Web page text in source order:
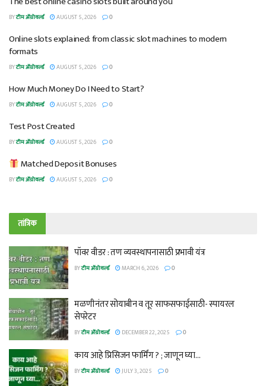
BYटीम ॲग्रोवर्ल्ड AUGUST 5, 2026 0
Online slots explained: from classic slot machines to modern
formats
BYटीम ॲग्रोवर्ल्ड AUGUST 5, 2026 0
How Much Money Do I Need to Start?
BYटीम ॲग्रोवर्ल्ड AUGUST 5, 2026 0
Test Post Created
BYटीम ॲग्रोवर्ल्ड AUGUST 5, 2026 0
Matched Deposit Bonuses
BYटीम ॲग्रोवर्ल्ड AUGUST 5, 2026 0
तांत्रिक
पॉवर वीडर : तण व्यवस्थापनासाठी प्रभावी यंत्र
BYटीम ॲग्रोवर्ल्ड MARCH 6, 2026 0
मळणीनंतर सोयाबीन व तूर साफसफाईसाठी- स्पायरल
सेपरेटर
BYटीम ॲग्रोवर्ल्ड DECEMBER 22, 2025 0
काय आहे प्रिसिजन फार्मिंग ? ; जाणून घ्या…
BYटीम ॲग्रोवर्ल्ड JULY 3, 2025 0